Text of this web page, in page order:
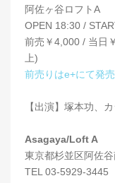
阿佐ヶ谷ロフトA
OPEN 18:30 /
前売￥4,000 / 当日
上)
前売りはe+にて発
【出演】塚本功、
Asagaya/Loft A
東京都杉並区阿佐
TEL 03-5929-3445